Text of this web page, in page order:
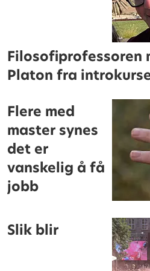
Filosofiprofessoren
Platon fra
Flere med
master synes
det er
vanskelig å få
jobb
Slik blir